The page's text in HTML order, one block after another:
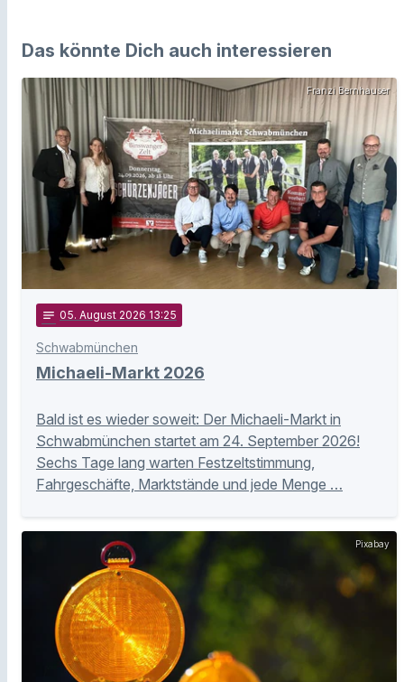
Das könnte Dich auch interessieren
Franzi Bernhauser
notes 05. August 2026 13:25
Schwabmünchen
Michaeli-Markt 2026
Bald ist es wieder soweit: Der Michaeli-Markt in
Schwabmünchen startet am 24. September 2026!
Sechs Tage lang warten Festzeltstimmung,
Fahrgeschäfte, Marktstände und jede Menge …
Pixabay